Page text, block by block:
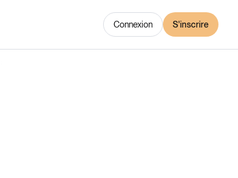
Connexion S'inscrire